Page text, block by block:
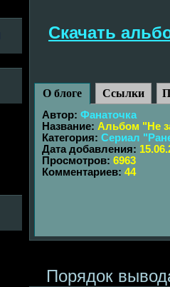
Скачать
О блоге Ссылки
Автор: Фанаточка
Название: Альбом "Не
Категория: Сериал
Дата добавления:
Просмотров: 6963
Комментариев: 44
Порядок